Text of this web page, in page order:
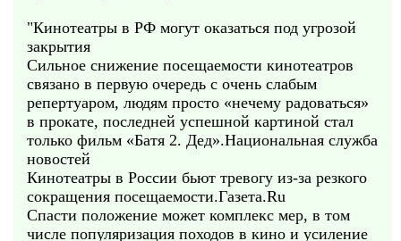
"Кинотеатры в РФ могут оказаться под угрозой
закрытия
Сильное снижение посещаемости кинотеатров
связано в первую очередь с очень слабым
репертуаром, людям просто «нечему радоваться»
в прокате, последней успешной картиной стал
только фильм «Батя 2. Дед».Национальная служба
новостей
Кинотеатры в России бьют тревогу из-за резкого
сокращения посещаемости.Газета.Ru
Спасти положение может комплекс мер, в том
числе популяризация походов в кино и усиление